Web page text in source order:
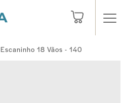
Escaninho 18 Vãos - 140